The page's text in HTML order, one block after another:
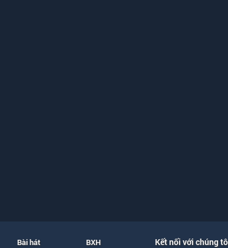
Bài hát BXH Kết nối với chúng